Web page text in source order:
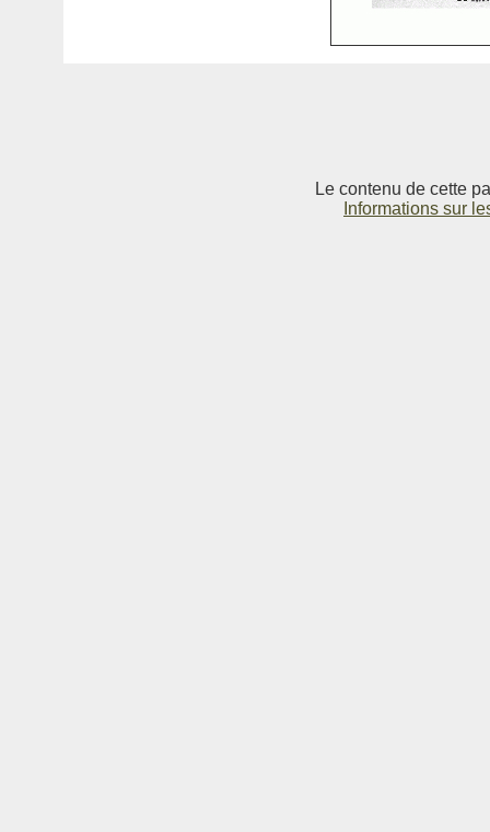
Le contenu de cette
Informations sur